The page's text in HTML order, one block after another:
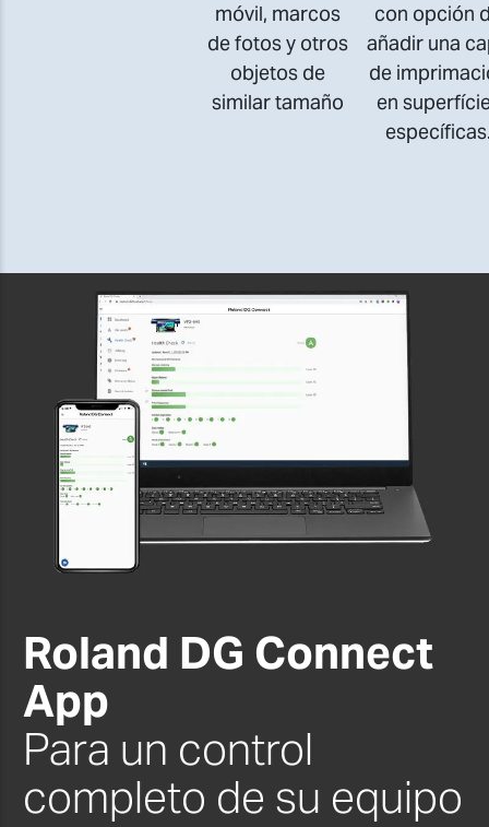
móvil, marcos
de fotos y otros
objetos de
similar tamaño
con opción
añadir una
de
en
Roland DG Connect
App
Para un control
completo de su equipo